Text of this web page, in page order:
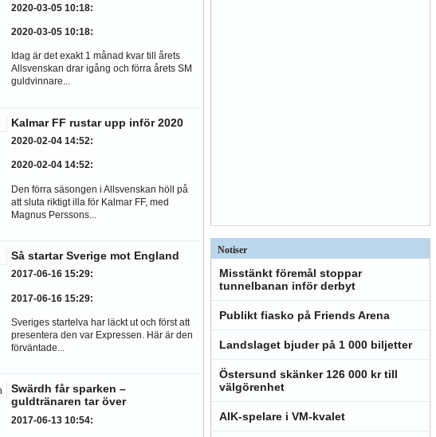
2020-03-05 10:18:
2020-03-05 10:18:
Idag är det exakt 1 månad kvar till årets
Allsvenskan drar igång och förra årets SM
guldvinnare...
Kalmar FF rustar upp inför 2020
2020-02-04 14:52:
2020-02-04 14:52:
Den förra säsongen i Allsvenskan höll på
att sluta riktigt illa för Kalmar FF, med
Magnus Perssons...
Så startar Sverige mot England
2017-06-16 15:29:
2017-06-16 15:29:
Sveriges startelva har läckt ut och först att
presentera den var Expressen. Här är den
förväntade...
Swärdh får sparken –
guldtränaren tar över
2017-06-13 10:54:
Notiser
Misstänkt föremål stoppar
tunnelbanan inför derbyt
Publikt fiasko på Friends Arena
Landslaget bjuder på 1 000 biljetter
Östersund skänker 126 000 kr till
välgörenhet
AIK-spelare i VM-kvalet